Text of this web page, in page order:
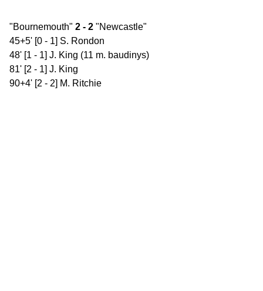
"Bournemouth" 2 - 2 "Newcastle"
45+5' [0 - 1] S. Rondon
48' [1 - 1] J. King (11 m. baudinys)
81' [2 - 1] J. King
90+4' [2 - 2] M. Ritchie